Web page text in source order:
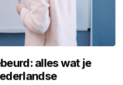
alles wat je